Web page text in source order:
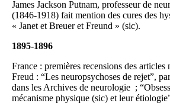
James Jackson Putnam, professeur de
(1846-1918) fait mention des cures des
« Janet et Breuer et Freund » (sic).
1895-1896
France : premières recensions des articles
Freud : “Les neuropsychoses de rejet”,
dans les Archives de neurologie ;
mécanisme physique (sic) et leur